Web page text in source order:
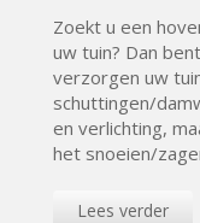
Zoekt u een
uw tuin? Dan
verzorgen uw
schuttingen/
en verlichting,
het snoeien/
Lees verder